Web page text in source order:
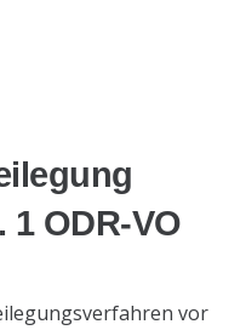
1 ODR-VO
vor